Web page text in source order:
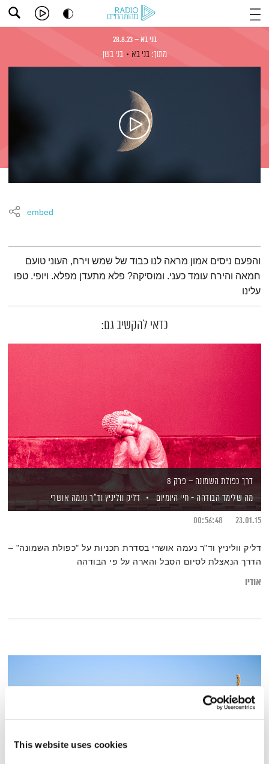
This website uses cookies
בני בא – 28.8.23
מתוך: בני בא בני בשן
embed
תמצית הפודקאסט
והפעם ניסים אמון מראה לנו כבוד של שמש וירח, העוני טועם
חמאה והירח עומד כעני. ומוסיקה? פלא מתעדן מפלא. ויופי. טפו
עלינו
כדאי להקשיב גם:
דרך כפולת השמונה – פרק 8
מה שלימד הבודהה - חיי היומיום
דליק ווליניץוד"ר נעמה אושרי
23.01.15
00:56:48
דליק ווליניץ וד"ר נעמה אושרי בסדרת תכניות על "כפולת השמונה" –
הדרך הנאצלת לסיום הסבל והארה על פי הבודהה
אודיו